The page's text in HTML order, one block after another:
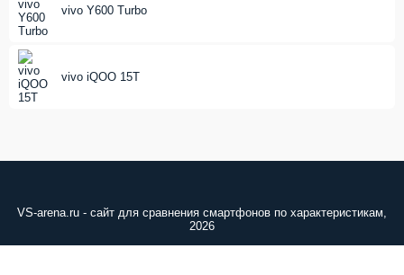
vivo Y600 Turbo
vivo iQOO 15T
VS-arena.ru - сайт для сравнения смартфонов по характеристикам,
2026